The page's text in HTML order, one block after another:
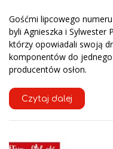
Gośćmi lipcowego
byli Agnieszka i Sylwester
którzy opowiadali swoją
komponentów do
producentów osłon.
Czytaj dalej